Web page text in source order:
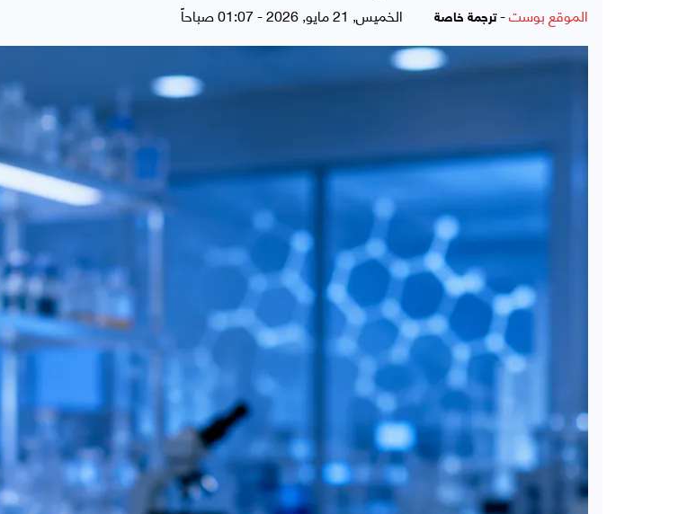
الموقع بوست-ترجمة خاصة الخميس, 21 مايو, 2026 - 01:07 صباحاً